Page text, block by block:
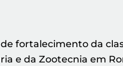
fortalecimento da
e da Zootecnia em